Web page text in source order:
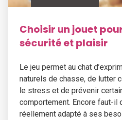
Choisir un jouet
sécurité et plaisir
Le jeu permet au chat
naturels de chasse, de lutter
le stress et de prévenir
comportement. Encore faut-il
réellement adapté à ses